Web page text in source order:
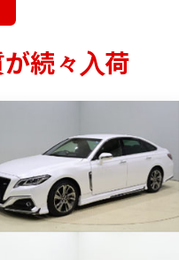
続々入荷